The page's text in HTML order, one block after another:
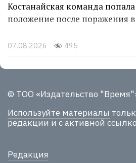
Костанайская команда
положение после поражения в
07.08.2026 495
© ТОО «Издательство
Используйте материалы
редакции и с активной
Редакция